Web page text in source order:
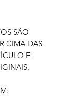
SÃO
CIMA DAS
E